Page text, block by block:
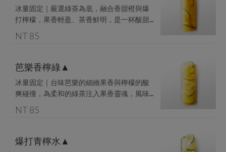
冰量固定｜嚴選綠茶為底，融合香甜橙與爆
打檸檬，果香輕盈、茶香鮮明，是一杯酸甜
採用新鮮檸檬片製作，恕無法完全去籽
NT 85
芭樂香檸綠▲
冰量固定｜台味芭樂的細緻果香與檸檬的酸
爽碰撞，為柔和的綠茶注入果香靈魂，風味
採用新鮮檸檬片製作，恕無法完全去籽
NT 85
爆打青檸水▲